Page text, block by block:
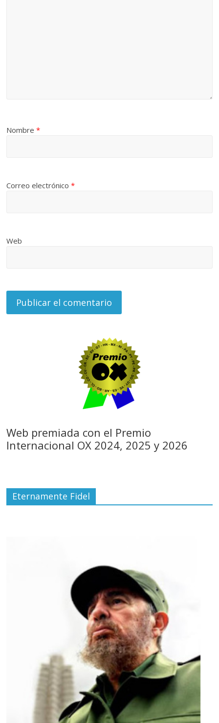
Nombre*
Correo electrónico*
Web
Web premiada con el Premio
Internacional OX 2024, 2025 y 2026
Eternamente Fidel